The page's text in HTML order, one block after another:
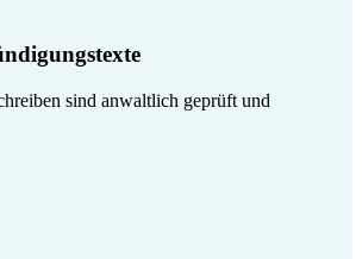
sind anwaltlich geprüft und